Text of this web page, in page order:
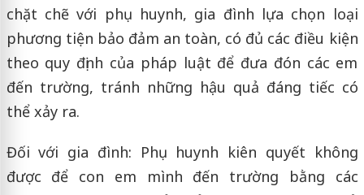
chặt chẽ với phụ huynh, gia đình lựa chọn loại
phương tiện bảo đảm an toàn, có đủ các điều kiện
theo quy định của pháp luật để đưa đón các em
đến trường, tránh những hậu quả đáng tiếc có
thể xảy ra.
Đối với gia đình: Phụ huynh kiên quyết không
được để con em mình đến trường bằng các